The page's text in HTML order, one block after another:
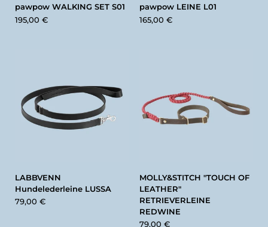
pawpow WALKING SET S01
195,00 €
pawpow LEINE L01
165,00 €
LABBVENN
Hundelederleine LUSSA
79,00 €
MOLLY&STITCH "TOUCH OF
LEATHER"
RETRIEVERLEINE
REDWINE
79,00 €